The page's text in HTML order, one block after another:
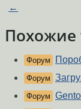
←
Похожие
Форум
Форум
Форум